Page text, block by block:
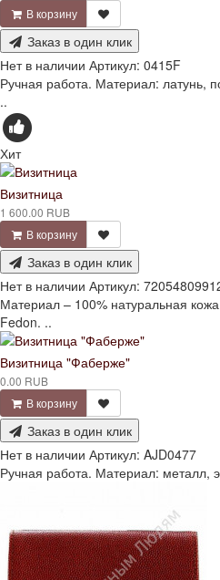
В корзину
Заказ в один клик
Нет в наличии Артикул: 0415F
Ручная работа. Материал: латунь,
..
Хит
Визитница
1 600.00 RUB
В корзину
Заказ в один клик
Нет в наличии Артикул:
Материал – 100% натуральная
Fedon. ..
Визитница "Фаберже"
0.00 RUB
В корзину
Заказ в один клик
Нет в наличии Артикул: AJD0477
Ручная работа. Материал: